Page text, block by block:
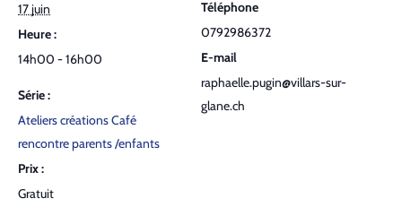
17 juin
Heure :
14h00 - 16h00
Série :
Ateliers créations Café
rencontre parents /enfants
Prix :
Gratuit
Téléphone
0792986372
E-mail
raphaelle.pugin@villars-sur-
glane.ch